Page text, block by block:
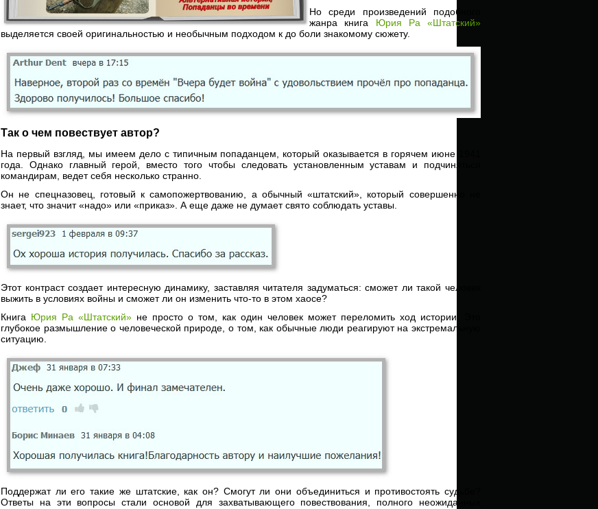
Но среди произведений подобного
жанра книга Юрия Ра «Штатский»
выделяется своей оригинальностью и необычным подходом к до боли знакомому сюжету.
Так о чем повествует автор?
На первый взгляд, мы имеем дело с типичным попаданцем, который оказывается в горячем июне 1941
года. Однако главный герой, вместо того чтобы следовать установленным уставам и подчиняться
командирам, ведет себя несколько странно.
Он не спецназовец, готовый к самопожертвованию, а обычный «штатский», который совершенно не
знает, что значит «надо» или «приказ». А еще даже не думает свято соблюдать уставы.
Этот контраст создает интересную динамику, заставляя читателя задуматься: сможет ли такой человек
выжить в условиях войны и сможет ли он изменить что-то в этом хаосе?
Книга Юрия Ра «Штатский» не просто о том, как один человек может переломить ход истории. Это
глубокое размышление о человеческой природе, о том, как обычные люди реагируют на экстремальную
ситуацию.
Поддержат ли его такие же штатские, как он? Смогут ли они объединиться и противостоять судьбе?
Ответы на эти вопросы стали основой для захватывающего повествования, полного неожиданных